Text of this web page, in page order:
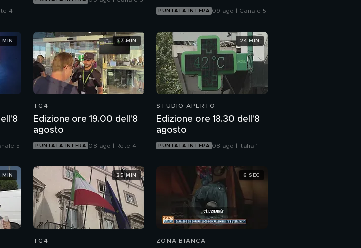
4 PUNTATA INTERA 09 ago | Canale 5
5
MIN
TG4
Edizione ore 19.00 dell'8
agosto
PUNTATA INTERA 08 ago | Rete 4
37 MIN
STUDIO APERTO
Edizione ore 18.30 dell'8
agosto
PUNTATA INTERA 08 ago | Italia 1
24 MIN
MIN
TG4
25 MIN
ZONA BIANCA
6 SEC